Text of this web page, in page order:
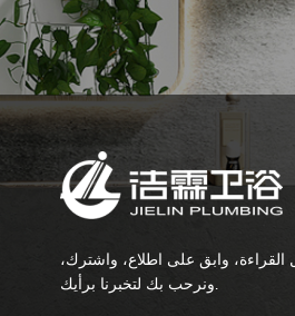
وابق على اطلاع، واشترك،